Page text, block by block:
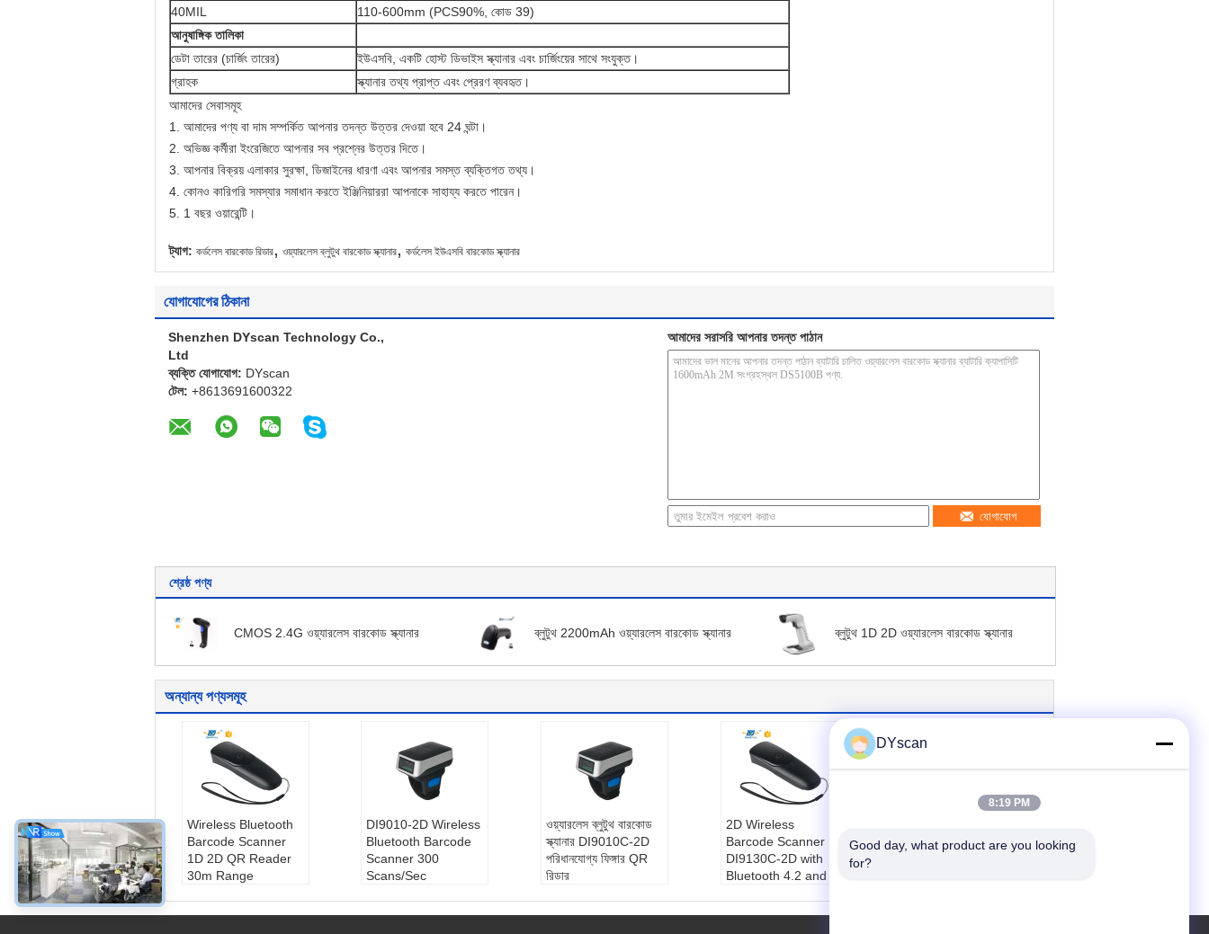
40MIL
110-600mm (PCS90%, কোড 39)
আনুষাঙ্গিক তালিকা
ডেটা তারের (চার্জিং তারের)
ইউএসবি, একটি হোস্ট ডিভাইস স্ক্যানার এবং চার্জিংয়ের সাথে সংযুক্ত।
গ্রাহক
স্ক্যানার তথ্য প্রাপ্ত এবং প্রেরণ ব্যবহৃত।
আমাদের সেবাসমূহ
1. আমাদের পণ্য বা দাম সম্পর্কিত আপনার তদন্ত উত্তর দেওয়া হবে 24 ঘন্টা।
2. অভিজ্ঞ কর্মীরা ইংরেজিতে আপনার সব প্রশ্নের উত্তর দিতে।
3. আপনার বিক্রয় এলাকার সুরক্ষা, ডিজাইনের ধারণা এবং আপনার সমস্ত ব্যক্তিগত তথ্য।
4. কোনও কারিগরি সমস্যার সমাধান করতে ইঞ্জিনিয়াররা আপনাকে সাহায্য করতে পারেন।
5. 1 বছর ওয়ারেন্টি।
ট্যাগ: কর্ডলেস বারকোড রিডার, ওয়্যারলেস ব্লুটুথ বারকোড স্ক্যানার, কর্ডলেস ইউএসবি বারকোড স্ক্যানার
যোগাযোগের ঠিকানা
Shenzhen DYscan Technology Co.,
Ltd
ব্যক্তি যোগাযোগ: DYscan
টেল: +8613691600322
আমাদের সরাসরি আপনার তদন্ত পাঠান
যোগাযোগ
শ্রেষ্ঠ পণ্য
CMOS 2.4G ওয়্যারলেস বারকোড স্ক্যানার ব্লুটুথ 2200mAh ওয়্যারলেস বারকোড স্ক্যানার ব্লুটুথ 1D 2D ওয়্যারলেস বারকোড স্ক্যানার
অন্যান্য পণ্যসমূহ
Wireless Bluetooth
Barcode Scanner
1D 2D QR Reader
30m Range
DI9010-2D Wireless
Bluetooth Barcode
Scanner 300
Scans/Sec
ওয়্যারলেস ব্লুটুথ বারকোড
স্ক্যানার DI9010C-2D
পরিধানযোগ্য ফিঙ্গার QR
রিডার
2D Wireless
Barcode Scanner
DI9130C-2D with
Bluetooth 4.2 and
Bluetooth Barcode
DYscan
8:19 PM
Good day, what product are you looking
for?